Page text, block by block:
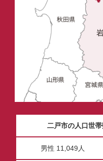
二戸市の人口世
男性 11,049人